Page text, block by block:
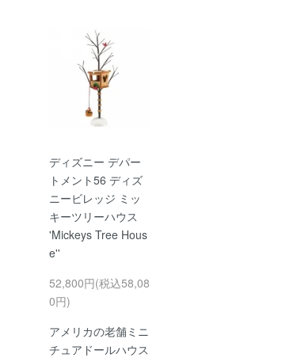
ディズニー デパー
トメント56 ディズ
ニービレッジ ミッ
キーツリーハウス
'Mickeys Tree Hous
e''
52,800円(税込58,08
0円)
アメリカの老舗ミニ
チュアドールハウス